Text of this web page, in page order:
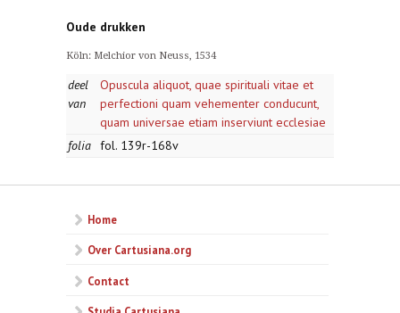
Oude drukken
Köln: Melchior von Neuss, 1534
deel
van
Opuscula aliquot, quae spirituali vitae et
perfectioni quam vehementer conducunt,
quam universae etiam inserviunt ecclesiae
folia fol. 139r-168v
Home
Over Cartusiana.org
Contact